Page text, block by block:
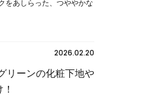
をあしらった、つややかな
2026.02.20
リーンの化粧下地や